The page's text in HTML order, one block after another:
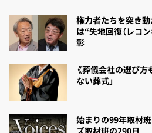
権力者たちを突き
は“失地回復（レコ
彰
《葬儀会社の選び方
ない葬式」
始まりの99年取材
ズ取材班の290日